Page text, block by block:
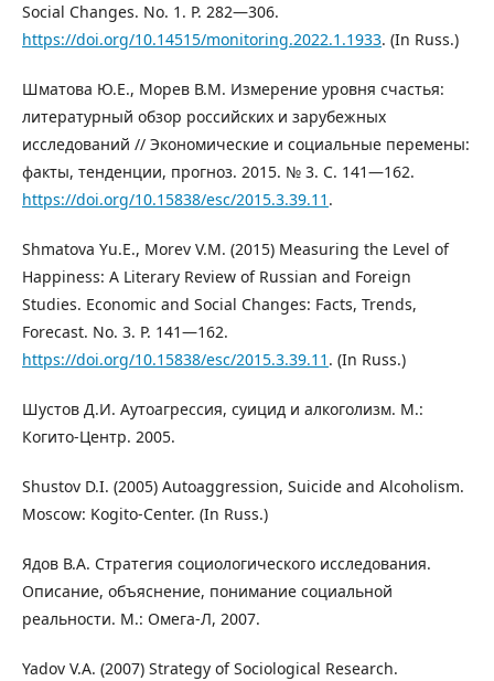
Social Changes. No. 1. P. 282—306.
https://doi.org/10.14515/monitoring.2022.1.1933. (In Russ.)
Шматова Ю.Е., Морев В.М. Измерение уровня счастья:
литературный обзор российских и зарубежных
исследований // Экономические и социальные перемены:
факты, тенденции, прогноз. 2015. № 3. С. 141—162.
https://doi.org/10.15838/esc/2015.3.39.11 .
Shmatova Yu.E., Morev V.M. (2015) Measuring the Level of
Happiness: A Literary Review of Russian and Foreign
Studies. Economic and Social Changes: Facts, Trends,
Forecast. No. 3. P. 141—162.
https://doi.org/10.15838/esc/2015.3.39.11 . (In Russ.)
Шустов Д.И. Аутоагрессия, суицид и алкоголизм. М.:
Когито-Центр. 2005.
Shustov D.I. (2005) Autoaggression, Suicide and Alcoholism.
Moscow: Kogito-Center. (In Russ.)
Ядов В.А. Стратегия социологического исследования.
Описание, объяснение, понимание социальной
реальности. М.: Омега-Л, 2007.
Yadov V.A. (2007) Strategy of Sociological Research.